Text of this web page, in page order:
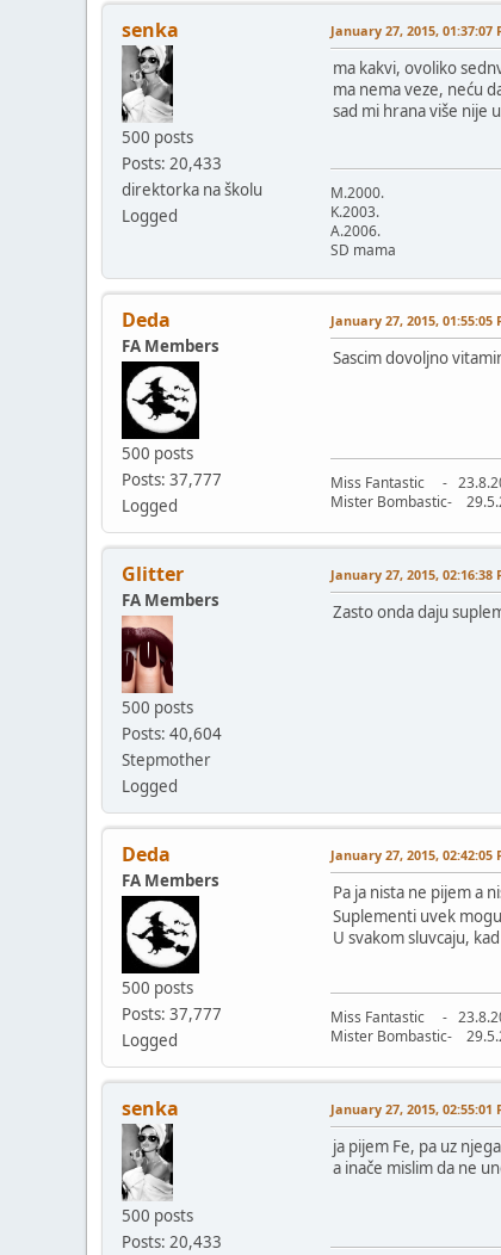
senka
500 posts
Posts: 20,433
direktorka na školu
Logged
January 27, 2015, 01:37:07
ma kakvi, ovoliko
ma nema veze, neću
sad mi hrana više nije
M.2000.
K.2003.
A.2006.
SD mama
Deda
FA Members
500 posts
Posts: 37,777
Logged
January 27, 2015, 01:55:05
Sascim dovoljno
Miss Fantastic -
Mister Bombastic-
Glitter
FA Members
500 posts
Posts: 40,604
Stepmother
Logged
January 27, 2015, 02:16:38
Zasto onda daju
Deda
FA Members
500 posts
Posts: 37,777
Logged
January 27, 2015, 02:42:05
Pa ja nista ne pijem a
Suplementi uvek
U svakom sluvcaju,
Miss Fantastic -
Mister Bombastic-
senka
500 posts
Posts: 20,433
January 27, 2015, 02:55:01
ja pijem Fe, pa uz
a inače mislim da ne